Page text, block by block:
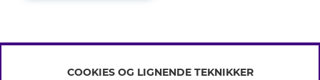
INFO
COOKIES OG LIGNENDE TEKNIKKER